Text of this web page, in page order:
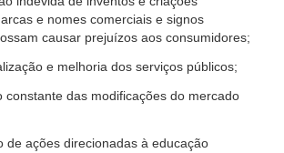
e nomes comerciais e signos
causar prejuízos aos consumidores;
e melhoria dos serviços públicos;
constante das modificações do mercado
de ações direcionadas à educação